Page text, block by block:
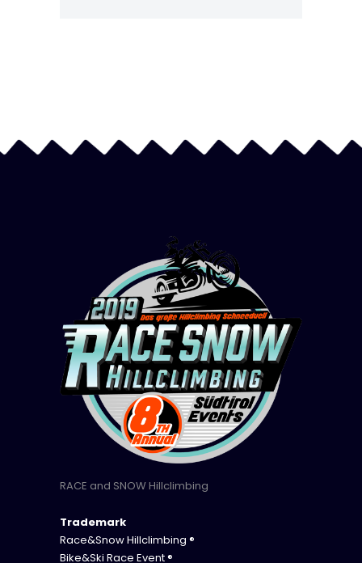
RACE and SNOW Hillclimbing
Trademark
Race&Snow Hillclimbing ®
Bike&Ski Race Event ®